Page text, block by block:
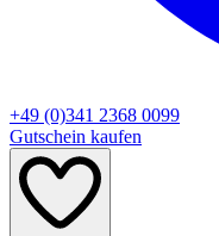
+49 (0)341 2368 0099
Gutschein kaufen